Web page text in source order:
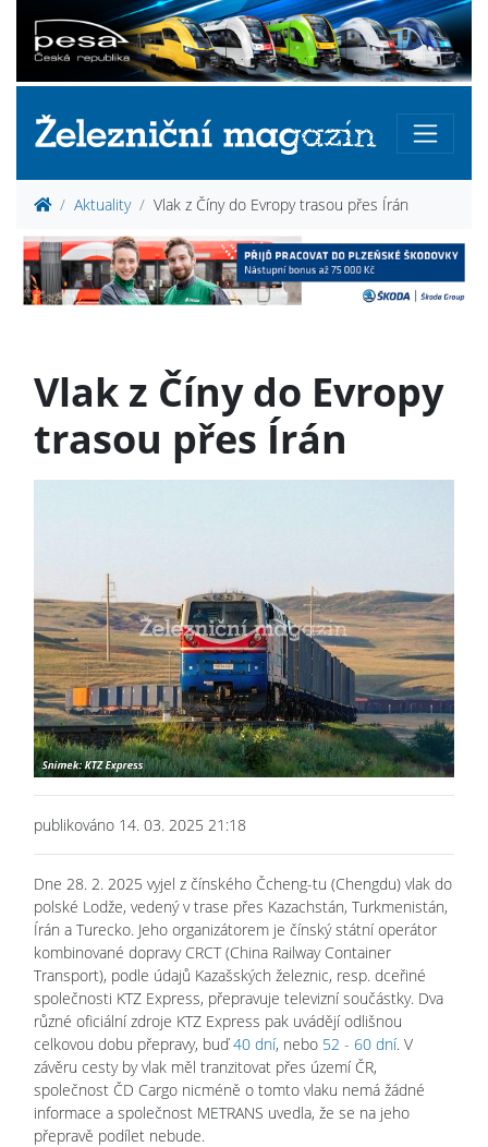
Aktuality Vlak z Číny do Evropy trasou přes Írán
Vlak z Číny do Evropy
trasou přes Írán
publikováno 14. 03. 2025 21:18
Dne 28. 2. 2025 vyjel z čínského Čcheng-tu (Chengdu) vlak do
polské Lodže, vedený v trase přes Kazachstán, Turkmenistán,
Írán a Turecko. Jeho organizátorem je čínský státní operátor
kombinované dopravy CRCT (China Railway Container
Transport), podle údajů Kazašských železnic, resp. dceřiné
společnosti KTZ Express, přepravuje televizní součástky. Dva
různé oficiální zdroje KTZ Express pak uvádějí odlišnou
celkovou dobu přepravy, buď40 dní, nebo 52 - 60 dní. V
závěru cesty by vlak měl tranzitovat přes území ČR,
společnost ČD Cargo nicméně o tomto vlaku nemá žádné
informace a společnost METRANS uvedla, že se na jeho
přepravě podílet nebude.